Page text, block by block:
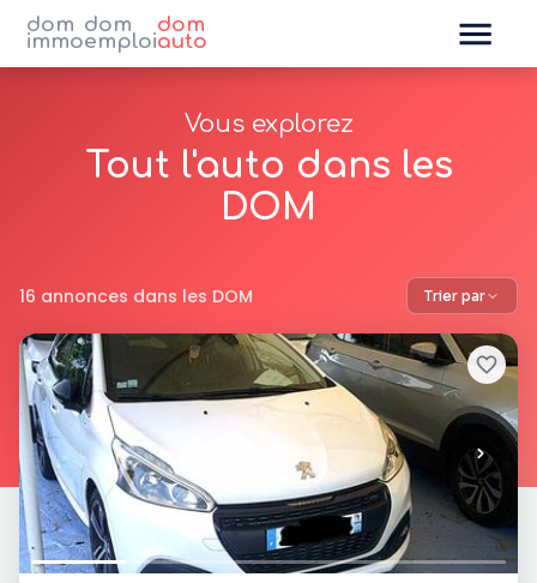
dom
immo
dom
emploi
dom
auto
Vous explorez
Tout l'auto dans les
DOM
16 annonces dans les DOM Trier par